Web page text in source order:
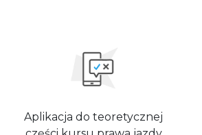
Aplikacja do teoretycznej